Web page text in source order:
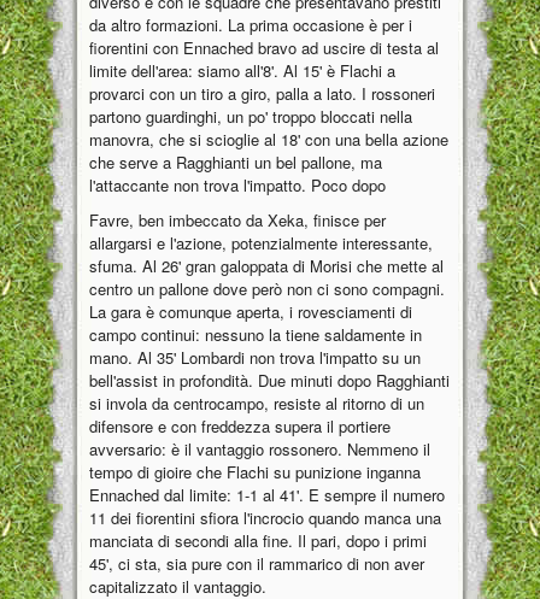
da altro formazioni. La prima occasione è per i
fiorentini con Ennached bravo ad uscire di testa al
limite dell'area: siamo all'8'. Al 15' è Flachi a
provarci con un tiro a giro, palla a lato. I rossoneri
partono guardinghi, un po' troppo bloccati nella
manovra, che si scioglie al 18' con una bella azione
che serve a Ragghianti un bel pallone, ma
l'attaccante non trova l'impatto. Poco dopo
Favre, ben imbeccato da Xeka, finisce per
allargarsi e l'azione, potenzialmente interessante,
sfuma. Al 26' gran galoppata di Morisi che mette al
centro un pallone dove però non ci sono compagni.
La gara è comunque aperta, i rovesciamenti di
campo continui: nessuno la tiene saldamente in
mano. Al 35' Lombardi non trova l'impatto su un
bell'assist in profondità. Due minuti dopo Ragghianti
si invola da centrocampo, resiste al ritorno di un
difensore e con freddezza supera il portiere
avversario: è il vantaggio rossonero. Nemmeno il
tempo di gioire che Flachi su punizione inganna
Ennached dal limite: 1-1 al 41'. E sempre il numero
11 dei fiorentini sfiora l'incrocio quando manca una
manciata di secondi alla fine. Il pari, dopo i primi
45', ci sta, sia pure con il rammarico di non aver
capitalizzato il vantaggio.